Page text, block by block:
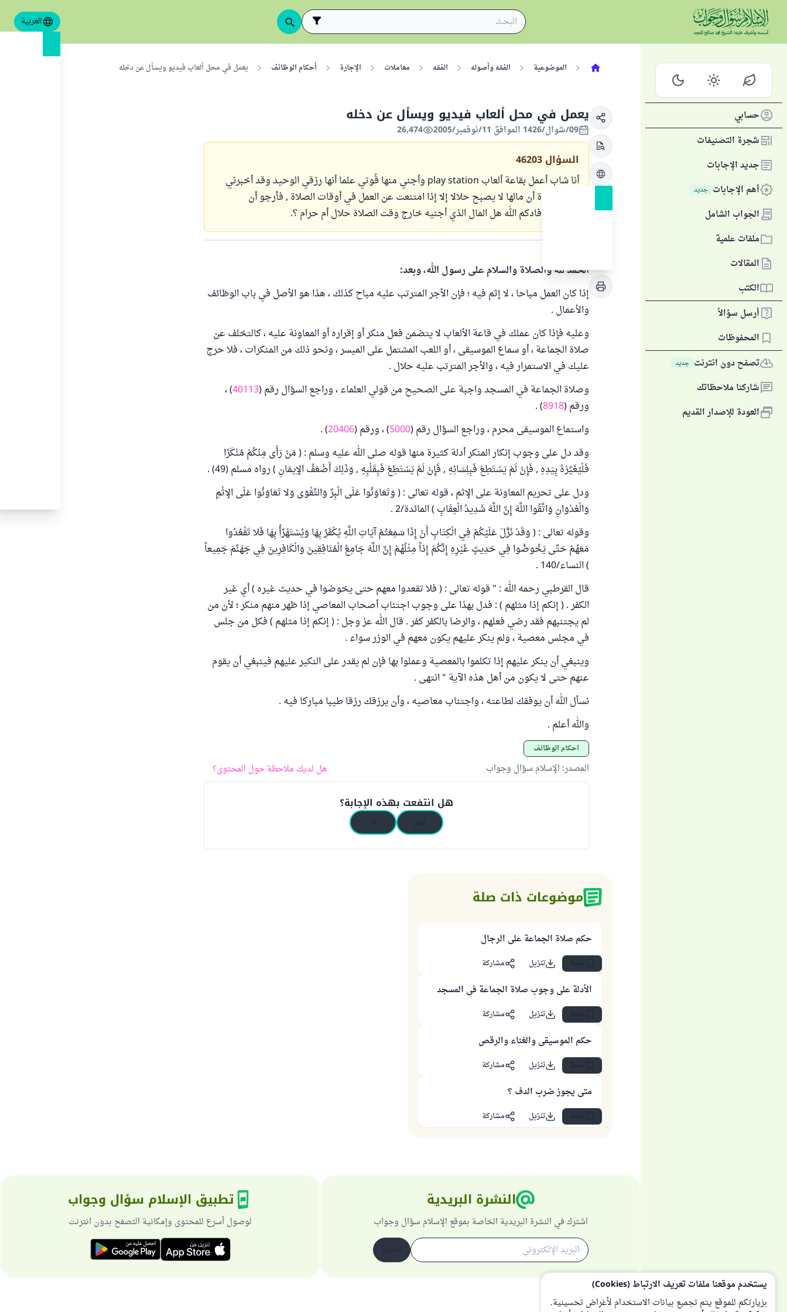
العربية
حسابي
شجرة التصنيفات
جديد الإجابات
أهم الإجابات جديد
الجواب الشامل
ملفات علمية
المقالات
الكتب
أرسل سؤالاً
المحفوظات
تصفح دون انترنت جديد
شاركنا ملاحظاتك
العودة للإصدار القديم
الموضوعية الفقه وأصوله الفقه معاملات الإجارة أحكام الوظائف يعمل في محل ألعاب فيديو ويسأل عن دخله
يعمل في محل ألعاب فيديو ويسأل عن دخله
09/شوال/1426 الموافق 11/نوفمبر/2005 26,474
السؤال 46203
أنا شاب أعمل بقاعة ألعاب play station وأجني منها قُوتي علما أنها رزقي الوحيد وقد أخبرني
أحد الإخوة أن مالها لا يصبح حلالا إلا إذا امتنعت عن العمل في أوقات الصلاة , فأرجو أن
تفيدوني أفادكم الله هل المال الذي أجنيه خارج وقت الصلاة حلال أم حرام ؟.
الحمد لله والصلاة والسلام على رسول الله، وبعد:
إذا كان العمل مباحا ، لا إثم فيه ؛ فإن الأجر المترتب عليه مباح كذلك ، هذا هو الأصل في باب الوظائف
والأعمال .
وعليه فإذا كان عملك في قاعة الألعاب لا يتضمن فعل منكر أو إقراره أو المعاونة عليه ، كالتخلف عن
صلاة الجماعة ، أو سماع الموسيقى ، أو اللعب المشتمل على الميسر ، ونحو ذلك من المنكرات ، فلا حرج
عليك في الاستمرار فيه ، والأجر المترتب عليه حلال .
وصلاة الجماعة في المسجد واجبة على الصحيح من قولي العلماء ، وراجع السؤال رقم (40113) ،
ورقم (8918
) .
واستماع الموسيقى محرم ، وراجع السؤال رقم (5000) ، ورقم (20406
) .
وقد دل على وجوب إنكار المنكر أدلة كثيرة منها قوله صلى الله عليه وسلم : ( مَنْ رَأَى مِنْكُمْ مُنْكَرًا
فَلْيُغَيِّرْهُ بِيَدِهِ , فَإِنْ لَمْ يَسْتَطِعْ فَبِلِسَانِهِ , فَإِنْ لَمْ يَسْتَطِعْ فَبِقَلْبِهِ , وَذَلِكَ أَضْعَفُ الإِيمَانِ ) رواه مسلم (49) .
ودل على تحريم المعاونة على الإثم ، قوله تعالى : ( وَتَعَاوَنُوا عَلَى الْبِرِّ وَالتَّقْوَى وَلا تَعَاوَنُوا عَلَى الإثْمِ
وَالْعُدْوَانِ وَاتَّقُوا اللَّهَ إِنَّ اللَّهَ شَدِيدُ الْعِقَابِ ) المائدة/2 .
وقوله تعالى : ( وَقَدْ نَزَّلَ عَلَيْكُمْ فِي الْكِتَابِ أَنْ إِذَا سَمِعْتُمْ آيَاتِ اللَّهِ يُكْفَرُ بِهَا وَيُسْتَهْزَأُ بِهَا فَلا تَقْعُدُوا
مَعَهُمْ حَتَّى يَخُوضُوا فِي حَدِيثٍ غَيْرِهِ إِنَّكُمْ إِذاً مِثْلُهُمْ إِنَّ اللَّهَ جَامِعُ الْمُنَافِقِينَ وَالْكَافِرِينَ فِي جَهَنَّمَ جَمِيعاً
) النساء/140 .
قال القرطبي رحمه الله : " قوله تعالى : ( فلا تقعدوا معهم حتى يخوضوا في حديث غيره ) أي غير
الكفر . ( إنكم إذا مثلهم ) : فدل بهذا على وجوب اجتناب أصحاب المعاصي إذا ظهر منهم منكر ؛ لأن من
لم يجتنبهم فقد رضي فعلهم ، والرضا بالكفر كفر . قال الله عز وجل : ( إنكم إذا مثلهم ) فكل من جلس
في مجلس معصية ، ولم ينكر عليهم يكون معهم في الوزر سواء .
وينبغي أن ينكر عليهم إذا تكلموا بالمعصية وعملوا بها فإن لم يقدر على النكير عليهم فينبغي أن يقوم
عنهم حتى لا يكون من أهل هذه الآية " انتهى .
نسأل الله أن يوفقك لطاعته ، واجتناب معاصيه ، وأن يرزقك رزقا طيبا مباركا فيه .
والله أعلم .
أحكام الوظائف
المصدر: الإسلام سؤال وجواب هل لديك ملاحظة حول المحتوى؟
هل انتفعت بهذه الإجابة؟
موضوعات ذات صلة
حكم صلاة الجماعة على الرجال
تنزيل مشاركة
الأدلة على وجوب صلاة الجماعة في المسجد
تنزيل مشاركة
حكم الموسيقى والغناء والرقص
تنزيل مشاركة
متى يجوز ضرب الدف ؟
تنزيل مشاركة
النشرة البريدية
اشترك في النشرة البريدية الخاصة بموقع الإسلام سؤال وجواب
تطبيق الإسلام سؤال وجواب
لوصول أسرع للمحتوى وإمكانية التصفح بدون انترنت
يستخدم موقعنا ملفات تعريف الارتباط (Cookies)
بزيارتكم للموقع يتم تجميع بيانات الاستخدام لأغراض تحسينية.